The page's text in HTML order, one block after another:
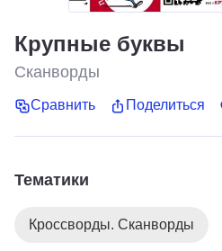
Крупные буквы
Сканворды
Сравнить Поделиться
Тематики
Кроссворды. Сканворды